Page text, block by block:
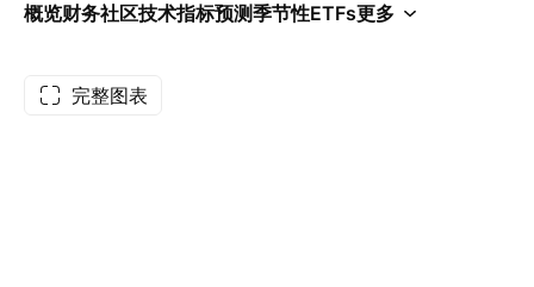
概览财务社区技术指标预测季节性ETFs更多
完整图表